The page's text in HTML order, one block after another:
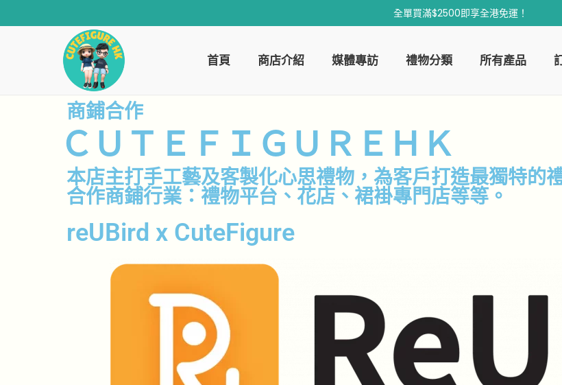
全單買滿$2500即享全港免運！
首頁 商店介紹 媒體專訪 禮物分類 所有產品
商鋪合作
ＣＵＴＥＦＩＧＵＲＥＨＫ
本店主打手工藝及客製化心思禮物，為客戶打造最獨特的
合作商鋪行業：禮物平台、花店、裙褂專門店等等。
reUBird x CuteFigure